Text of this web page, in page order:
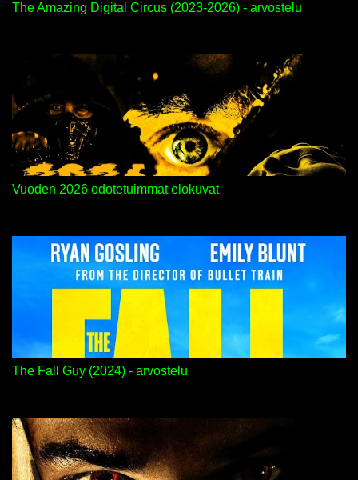
The Amazing Digital Circus (2023-2026) - arvostelu
Vuoden 2026 odotetuimmat elokuvat
The Fall Guy (2024) - arvostelu